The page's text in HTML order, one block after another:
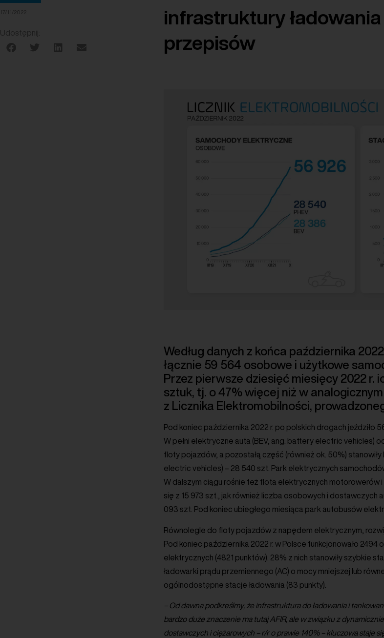
17/11/2022
Udostępnij:
infrastruktury
przepisów
Według danych z końca października
łącznie 59 564 osobowe i użytkowe
Przez pierwsze dziesięć miesięcy 2022 r.
sztuk, tj. o 47% więcej niż w analogicznym
z Licznika Elektromobilności,
Pod koniec października 2022 r. po polskich drogach jeździło
W pełni elektryczne auta (BEV, ang. battery electric vehicles)
floty pojazdów, a pozostałą część (również ok. 50%)
electric vehicles) – 28 540 szt. Park elektrycznych
W dalszym ciągu rośnie też flota elektrycznych motorowerów i
się z 15 973 szt., jak również liczba osobowych i dostawczych
093 szt. Pod koniec ubiegłego miesiąca park autobusów
Równolegle do floty pojazdów z napędem elektrycznym,
Pod koniec października 2022 r. w Polsce funkcjonowało
elektrycznych (4821 punktów). 28% z nich stanowiły szybkie
ładowarki prądu przemiennego (AC) o mocy mniejszej lub
ogólnodostępne stacje ładowania (83 punkty).
– Od dawna podkreślmy, że infrastruktura do ładowania i
bardzo duże znaczenie ma tutaj AFIR, ale w związku z
dostawczych i ciężarowych – r/r o prawie 140% – kluczowa staje